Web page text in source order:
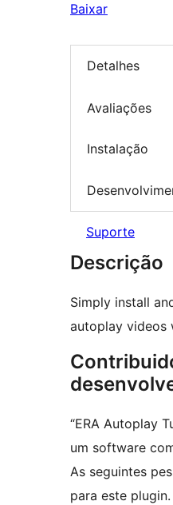
Baixar
Detalhes
Avaliações
Instalação
Suporte
Descrição
Simply install
autoplay videos
“ERA Autoplay
um software
As seguintes
para este plugin.